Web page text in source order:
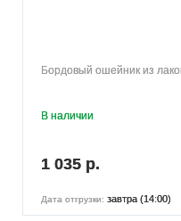
Бордовый ошейник из
В наличии
1 035 р.
Дата отгрузки: завтра (14:00)